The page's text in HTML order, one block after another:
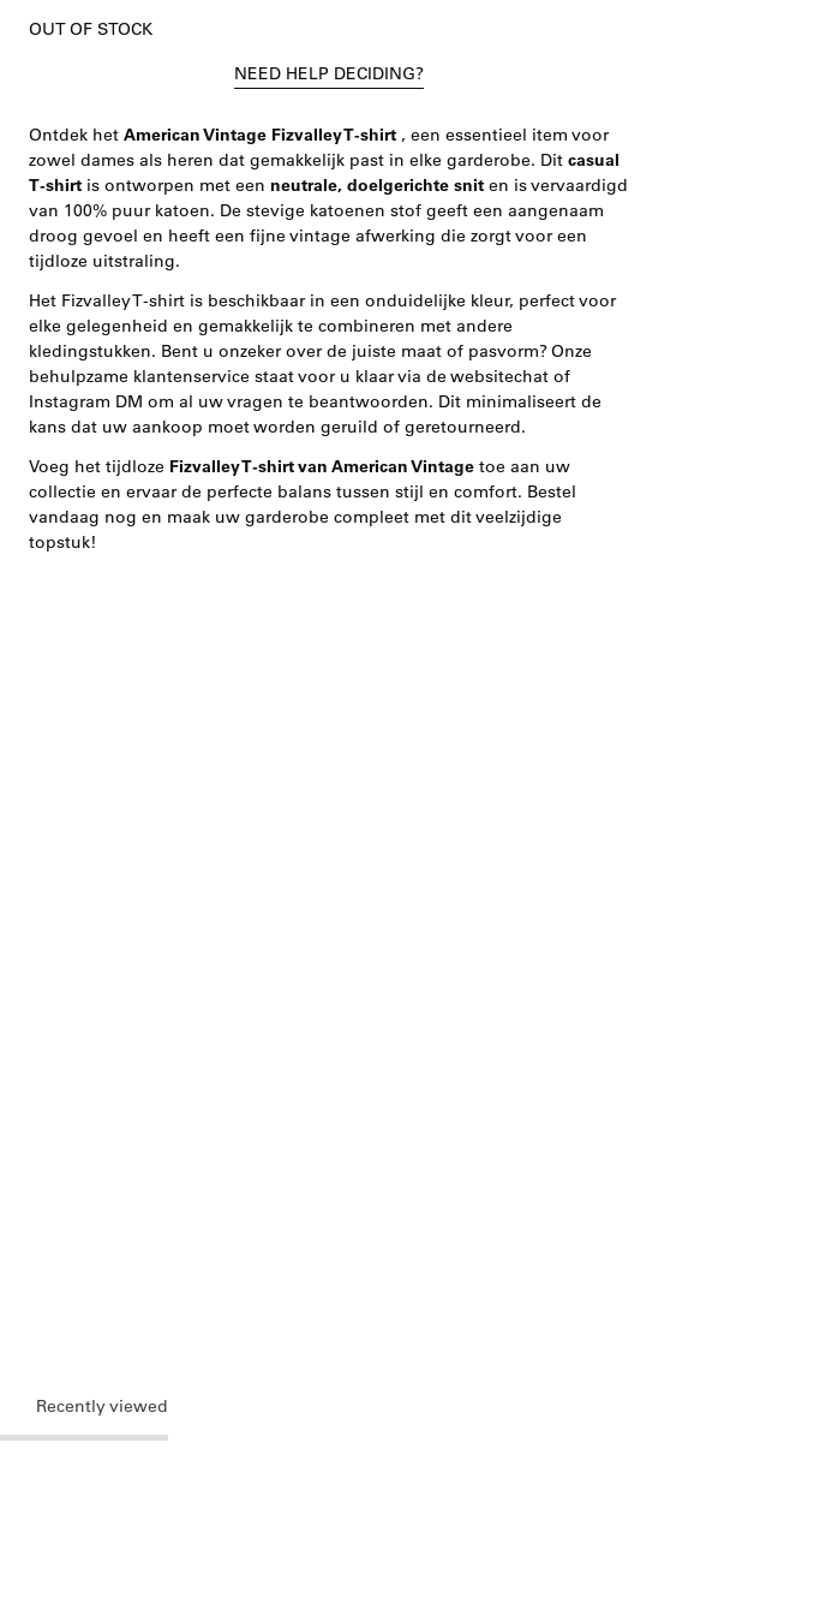
OUT OF STOCK
NEED HELP DECIDING?
Ontdek het American Vintage Fizvalley T-shirt, een essentieel item voor
zowel dames als heren dat gemakkelijk past in elke garderobe. Dit casual
T-shirtis ontworpen met een neutrale, doelgerichte sniten is vervaardigd
van 100% puur katoen. De stevige katoenen stof geeft een aangenaam
droog gevoel en heeft een fijne vintage afwerking die zorgt voor een
tijdloze uitstraling.
Het Fizvalley T-shirt is beschikbaar in een onduidelijke kleur, perfect voor
elke gelegenheid en gemakkelijk te combineren met andere
kledingstukken. Bent u onzeker over de juiste maat of pasvorm? Onze
behulpzame klantenservice staat voor u klaar via de websitechat of
Instagram DM om al uw vragen te beantwoorden. Dit minimaliseert de
kans dat uw aankoop moet worden geruild of geretourneerd.
Voeg het tijdloze Fizvalley T-shirt van American Vintagetoe aan uw
collectie en ervaar de perfecte balans tussen stijl en comfort. Bestel
vandaag nog en maak uw garderobe compleet met dit veelzijdige
topstuk!
Recently viewed